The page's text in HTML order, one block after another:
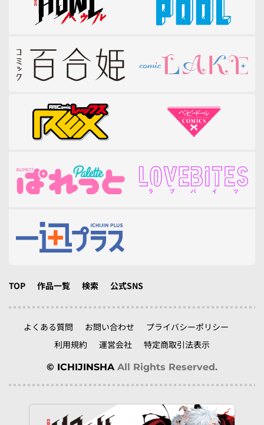
TOP 作品一覧 検索 公式SNS
よくある質問 お問い合わせ
プライバシーポリシー
利用規約
運営会社 特定商取引法表示
© ICHIJINSHA All Rights Reserved.